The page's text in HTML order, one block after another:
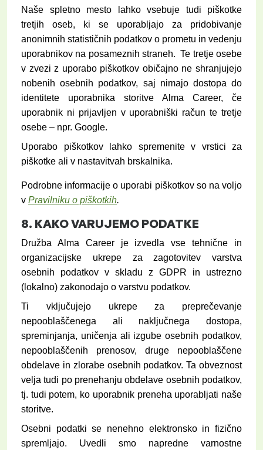
Naše spletno mesto lahko vsebuje tudi piškotke
tretjih oseb, ki se uporabljajo za pridobivanje
anonimnih statističnih podatkov o prometu in vedenju
uporabnikov na posameznih straneh. Te tretje osebe
v zvezi z uporabo piškotkov običajno ne shranjujejo
nobenih osebnih podatkov, saj nimajo dostopa do
identitete uporabnika storitve Alma Career, če
uporabnik ni prijavljen v uporabniški račun te tretje
osebe – npr. Google.
Uporabo piškotkov lahko spremenite v vrstici za
piškotke ali v nastavitvah brskalnika.
Podrobne informacije o uporabi piškotkov so na voljo
v Pravilniku o piškotkih.
8. KAKO VARUJEMO PODATKE
Družba Alma Career je izvedla vse tehnične in
organizacijske ukrepe za zagotovitev varstva
osebnih podatkov v skladu z GDPR in ustrezno
(lokalno) zakonodajo o varstvu podatkov.
Ti vključujejo ukrepe za preprečevanje
nepooblaščenega ali naključnega dostopa,
spreminjanja, uničenja ali izgube osebnih podatkov,
nepooblaščenih prenosov, druge nepooblaščene
obdelave in zlorabe osebnih podatkov. Ta obveznost
velja tudi po prenehanju obdelave osebnih podatkov,
tj. tudi potem, ko uporabnik preneha uporabljati naše
storitve.
Osebni podatki se nenehno elektronsko in fizično
spremljajo. Uvedli smo napredne varnostne